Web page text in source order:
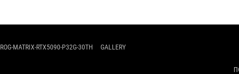
ROG-MATRIX-RTX5090-P32G-30TH GALLERY